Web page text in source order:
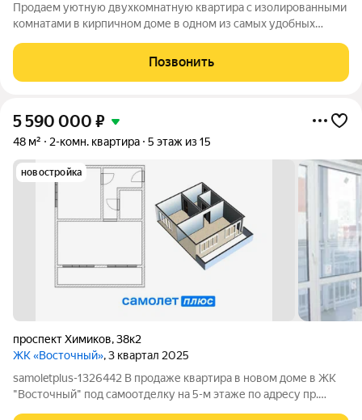
Продаем уютную двухкомнатную квартира с изолированными
комнатами в кирпичном доме в одном из самых удобных
проживания - остановки общественного транспорта во все
направления, сетевые магазины,
Позвонить
5 590 000 ₽
48 м² 2-комн. квартира 5 этаж из 15
новостройка
проспект Химиков,38к2
ЖК «Восточный», 3 квартал 2025
samoletplus-1326442 В продаже квартира в новом доме в ЖК
"Восточный" под самоотделку на 5-м этаже по адресу пр.